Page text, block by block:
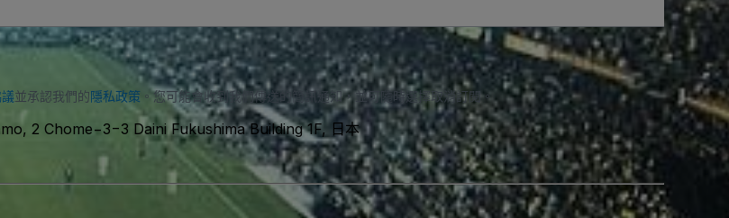
並承認我們的隱私政策 。您可能會收到我們傳送的簡訊通知，並可隨時選擇取消訂閱。
2 Chome−3−3 Daini Fukushima Building 1F, 日本